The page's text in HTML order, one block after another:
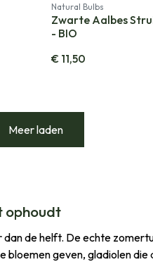
Natural Bulbs
Zwarte Aalbes
- BIO
€ 11,50
Meer laden
ophoudt
de helft. De echte
bloemen geven, gladiolen